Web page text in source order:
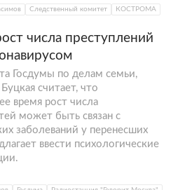
Следственный комитет КОСТРОМА
числа преступлений
Госдумы по делам семьи,
считает, что
время рост числа
может быть связан с
заболеваний у перенесших
ввести психологические